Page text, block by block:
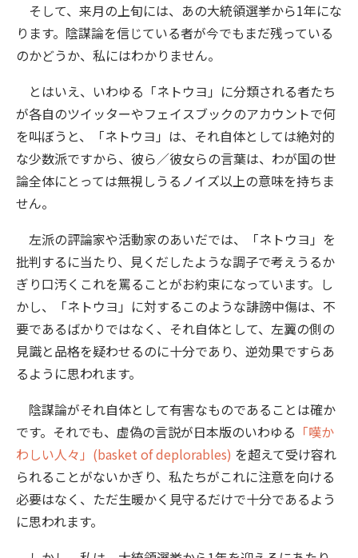
そして、来月の上旬には、あの大統領選挙から1年にな
ります。陰謀論を信じている者が今でもまだ残っている
のかどうか、私にはわかりません。
とはいえ、いわゆる「ネトウヨ」に分類される者たち
が各自のツイッターやフェイスブックのアカウントで何
を叫ぼうと、「ネトウヨ」は、それ自体としては絶対的
な少数派ですから、彼ら／彼女らの言葉は、わが国の世
論全体にとっては無視しうるノイズ以上の意味を持ちま
せん。
左派の評論家や活動家のあいだでは、「ネトウヨ」を
批判するに当たり、見くだしたような調子で考えうるか
ぎり口汚くこれを罵ることがお約束になっています。し
かし、「ネトウヨ」に対するこのような誹謗中傷は、不
要であるばかりではなく、それ自体として、左翼の側の
見識と品格を疑わせるのに十分であり、逆効果ですらあ
るように思われます。
陰謀論がそれ自体として有害なものであることは確か
です。それでも、虚偽の言説が日本版のいわゆる 「嘆か
わしい人々」(basket of deplorables) を超えて受け容れ
られることがないかぎり、私たちがこれに注意を向ける
必要はなく、ただ生暖かく見守るだけで十分であるよう
に思われます。